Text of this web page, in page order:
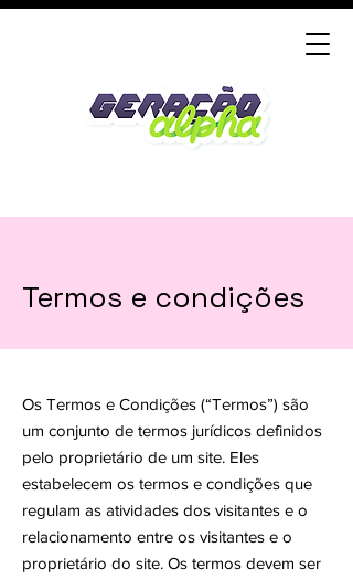
Termos e condições
Os Termos e Condições (“Termos”) são
um conjunto de termos jurídicos definidos
pelo proprietário de um site. Eles
estabelecem os termos e condições que
regulam as atividades dos visitantes e o
relacionamento entre os visitantes e o
proprietário do site. Os termos devem ser